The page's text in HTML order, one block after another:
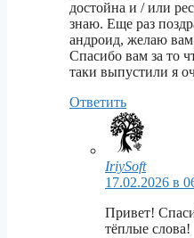
достойна и / или
знаю. Еще раз
андроид, желаю
Спасибо вам за то
таки выпустили я
Ответить
IriySoft
17.02.2026 в
Привет!
тёплые слова!